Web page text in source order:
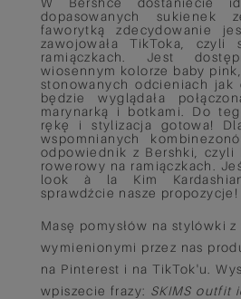
dopasowanych sukienek
faworytką zdecydowanie
zawojowała TikToka, czyli
ramiączkach. Jest
wiosennym kolorze baby
stonowanych odcieniach jak
będzie wyglądała
marynarką i botkami. Do
rękę i stylizacja gotowa!
wspomnianych
odpowiednik z Bershki, czyli
rowerowy na ramiączkach.
look à la Kim
sprawdźcie nasze propozycje!
Masę pomysłów na stylówki z
wymienionymi przez nas
na Pinterest i na TikTok'u.
wpiszecie frazy: SKIMS outfit